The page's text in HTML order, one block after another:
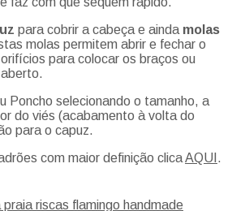
para cobrir a cabeça e ainda molas
molas permitem abrir e fechar o
para colocar os braços ou
Poncho selecionando o tamanho, a
do viés (acabamento à volta do
para o capuz.
com maior definição clicaAQUI .